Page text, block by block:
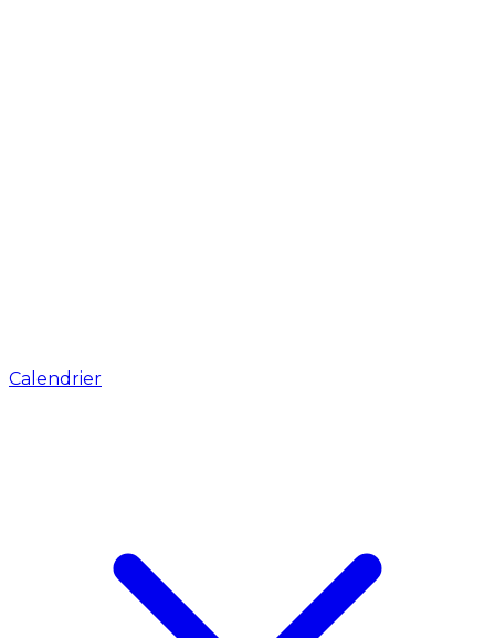
Calendrier